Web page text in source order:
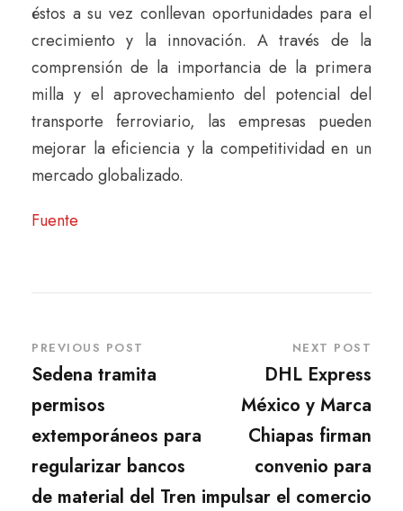
éstos a su vez conllevan oportunidades para el
crecimiento y la innovación. A través de la
comprensión de la importancia de la primera
milla y el aprovechamiento del potencial del
transporte ferroviario, las empresas pueden
mejorar la eficiencia y la competitividad en un
mercado globalizado.
Fuente
PREVIOUS POST
Sedena tramita
permisos
extemporáneos para
regularizar bancos
de material del Tren
NEXT POST
DHL Express
México y Marca
Chiapas firman
convenio para
impulsar el comercio